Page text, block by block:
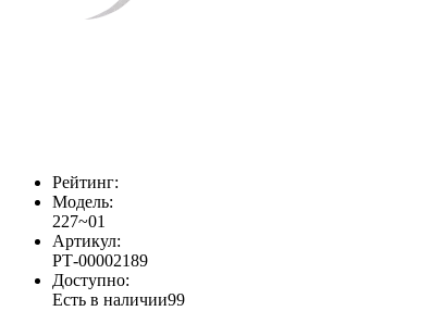
Рейтинг:
Модель:
227~01
Артикул:
РТ-00002189
Доступно:
Есть в наличии99